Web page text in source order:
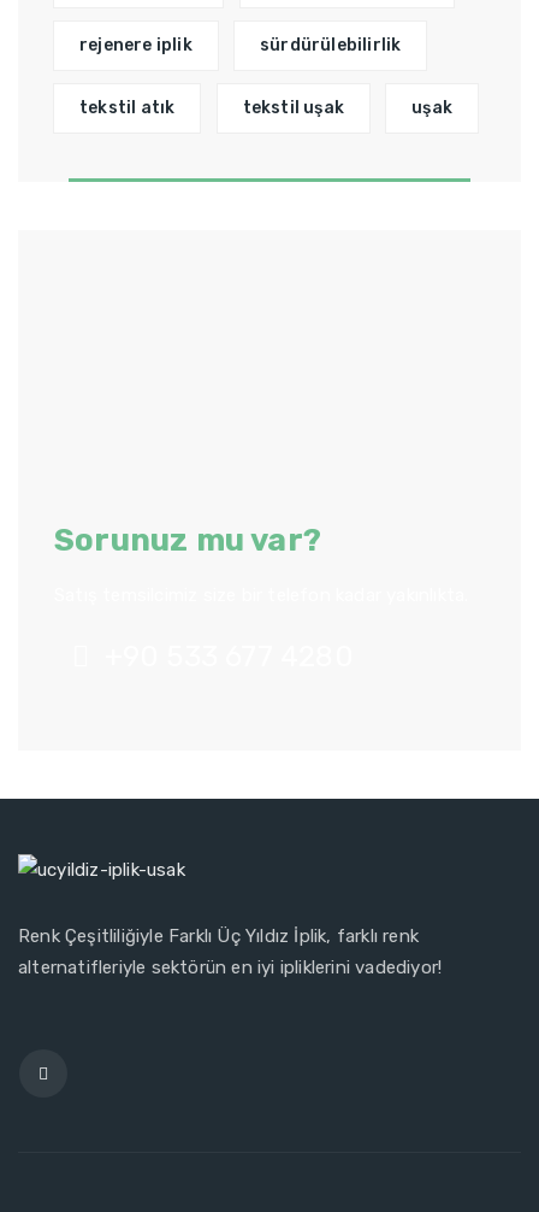
rejenere iplik sürdürülebilirlik
tekstil atık tekstil uşak uşak
Sorunuz mu var?
Renk Çeşitliliğiyle Farklı Üç Yıldız İplik, farklı renk
alternatifleriyle sektörün en iyi ipliklerini vadediyor!